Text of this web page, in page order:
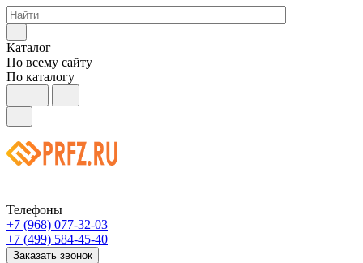
Каталог
По всему сайту
По каталогу
Телефоны
+7 (968) 077-32-03
+7 (499) 584-45-40
Заказать звонок